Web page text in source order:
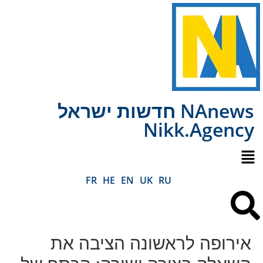
NAnews חדשות ישראל
Nikk.Agency
RU
UK
EN
HE
FR
אירופה לראשונה הציבה את